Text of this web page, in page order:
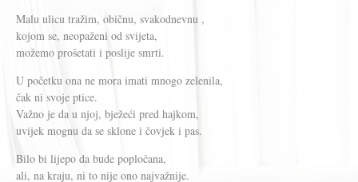
Malu ulicu tražim, običnu, svakodnevnu ,
kojom se, neopaženi od svijeta,
možemo prošetati i poslije smrti.
U početku ona ne mora imati mnogo zelenila,
čak ni svoje ptice.
Važno je da u njoj, bježeći pred hajkom,
uvijek mognu da se sklone i čovjek i pas.
Bilo bi lijepo da bude popločana,
ali, na kraju, ni to nije ono najvažnije.